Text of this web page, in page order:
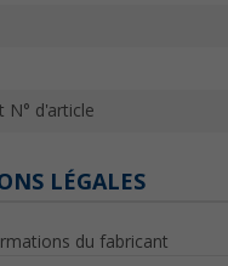
N° d'article
LÉGALES
du fabricant